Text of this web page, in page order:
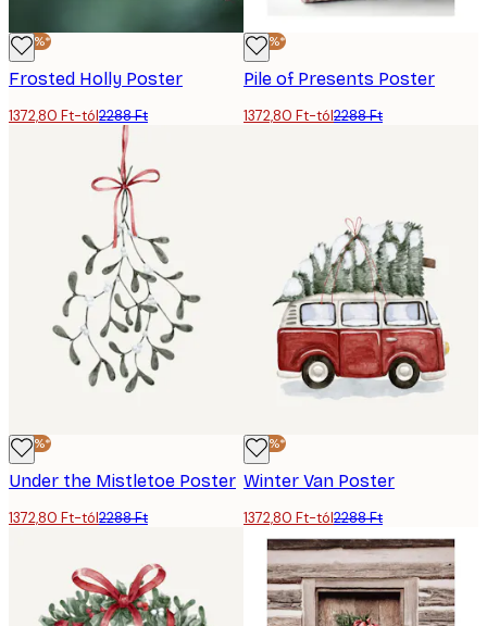
-40%*
Frosted Holly Poster
1372,80 Ft-tól2288 Ft
-40%*
Pile of Presents Poster
1372,80 Ft-tól2288 Ft
-40%*
Under the Mistletoe Poster
1372,80 Ft-tól2288 Ft
-40%*
Winter Van Poster
1372,80 Ft-tól2288 Ft